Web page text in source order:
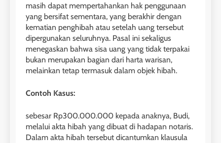
masih dapat mempertahankan hak penggunaan
yang bersifat sementara, yang berakhir dengan
kematian penghibah atau setelah uang tersebut
dipergunakan seluruhnya. Pasal ini sekaligus
menegaskan bahwa sisa uang yang tidak terpakai
bukan merupakan bagian dari harta warisan,
melainkan tetap termasuk dalam objek hibah.
Contoh Kasus:
sebesar Rp300.000.000 kepada anaknya, Budi,
melalui akta hibah yang dibuat di hadapan notaris.
Dalam akta hibah tersebut dicantumkan klausula